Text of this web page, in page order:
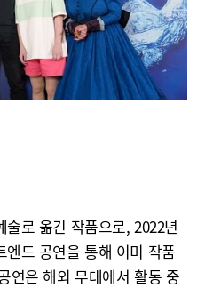
로 옮긴 작품으로, 2022년
드 공연을 통해 이미 작품
연은 해외 무대에서 활동 중